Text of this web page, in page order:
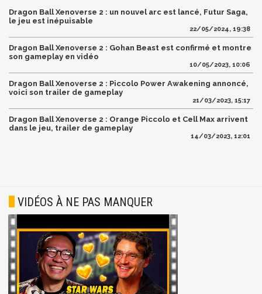
Dragon Ball Xenoverse 2 : un nouvel arc est lancé, Futur Saga,
le jeu est inépuisable
22/05/2024, 19:38
Dragon Ball Xenoverse 2 : Gohan Beast est confirmé et montre
son gameplay en vidéo
10/05/2023, 10:06
Dragon Ball Xenoverse 2 : Piccolo Power Awakening annoncé,
voici son trailer de gameplay
21/03/2023, 15:17
Dragon Ball Xenoverse 2 : Orange Piccolo et Cell Max arrivent
dans le jeu, trailer de gameplay
14/03/2023, 12:01
VIDÉOS À NE PAS MANQUER